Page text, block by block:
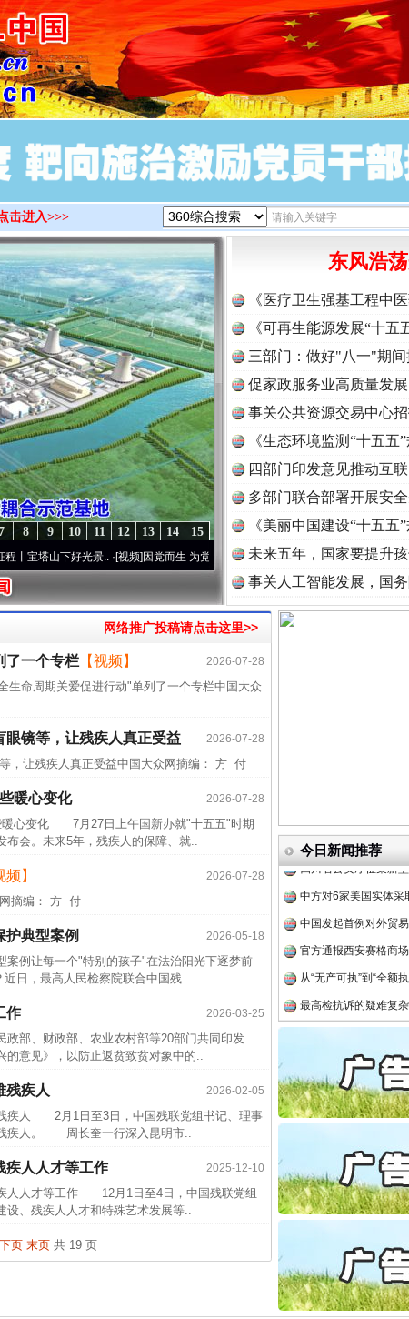
击进入>>>
15
14
13
12
11
10
9
8
山下好光景..·[视频]因党而生 为党而战——百年“纪”事⑧加强纪律..·[视频]牢记初心
东风浩
《医疗卫生强基工程中
《可再生能源发展“十五
三部门：做好"八一"期
促家政服务业高质量发
事关公共资源交易中心
《生态环境监测“十五
读
四部门印发意见推动互
多部门联合部署开展安
《美丽中国建设“十五五
未来五年，国家要提升
事关人工智能发展，国
网络推广投稿请点击这里>>
2026-07-28
了一个专栏 【视频】
生命周期关爱促进行动"单列了一个专栏中国大众
2026-07-28
镜等，让残疾人真正受益
，让残疾人真正受益中国大众网摘编： 方 付
2026-07-28
暖心变化
心变化 7月27日上午国新办就"十五五"时期
布会。未来5年，残疾人的保障、就..
2026-07-28
频】
摘编： 方 付
2026-05-18
护典型案例
例让每一个"特别的孩子"在法治阳光下逐梦前
日，最高人民检察院联合中国残..
2026-03-25
作
部、财政部、农业农村部等20部门共同印发
的意见》，以防止返贫致贫对象中的..
2026-02-05
残疾人
疾人 2月1日至3日，中国残联党组书记、理事
残疾人。 周长奎一行深入昆明市..
2025-12-10
疾人人才等工作
人人才等工作 12月1日至4日，中国残联党组
设、残疾人人才和特殊艺术发展等..
下页 末页共 19 页
今日新闻推荐
四川省公安厅征集新型
中方对6家美国实体采
中国发起首例对外贸易
官方通报西安赛格商
从“无产可执”到“全额
最高检抗诉的疑难复杂
事故致5死1伤，四川省
半生相守，一别两宽
一纸欠条伤亲情 巡回
26万保费，离婚时为
传销头目出狱后办书
四川省公安厅征集新
中方对6家美国实体采
中国发起首例对外贸
官方通报西安赛格商
从“无产可执”到“全额